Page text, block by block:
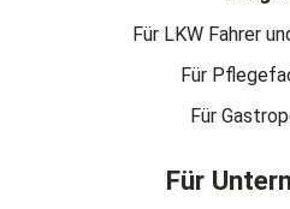
Für LKW Fahrer
Für
Für
Für